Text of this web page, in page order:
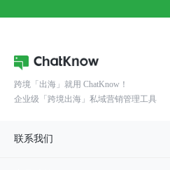
跨境「出海」就用 ChatKnow！
企业级「跨境出海」私域营销管理工具
联系我们